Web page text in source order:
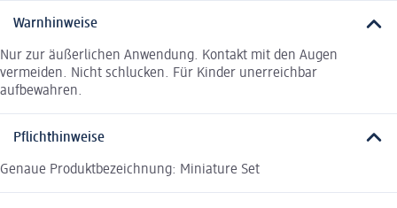
Warnhinweise
Nur zur äußerlichen Anwendung. Kontakt mit den Augen
vermeiden. Nicht schlucken. Für Kinder unerreichbar
aufbewahren.
Pflichthinweise
Genaue Produktbezeichnung: Miniature Set